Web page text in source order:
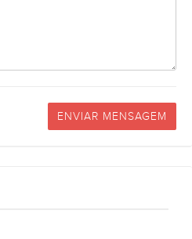
ENVIAR MENSAGEM